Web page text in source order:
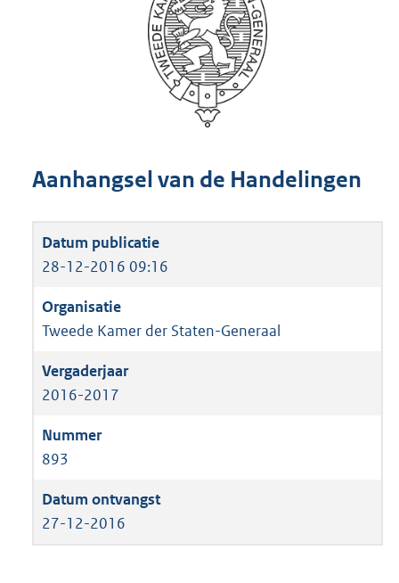
Aanhangsel van de Handelingen
28-12-2016 09:16
Tweede Kamer der Staten-Generaal
2016-2017
893
27-12-2016